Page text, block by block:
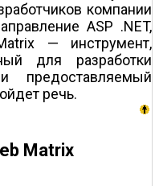
компании
ASP .NET,
— инструмент,
для разработки
предоставляемый
речь.
Matrix